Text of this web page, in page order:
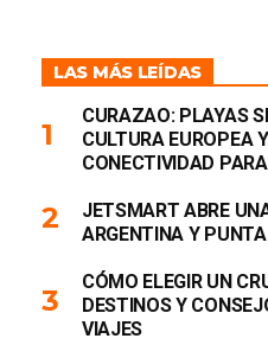
LAS MÁS LEÍDAS
CURAZAO: PLAYAS
CULTURA EUROPEA
CONECTIVIDAD
JETSMART ABRE
ARGENTINA Y
CÓMO ELEGIR UN
DESTINOS Y
VIAJES